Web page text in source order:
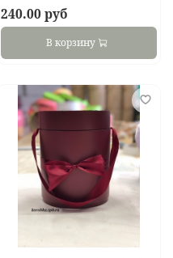
240.00 руб
В корзину